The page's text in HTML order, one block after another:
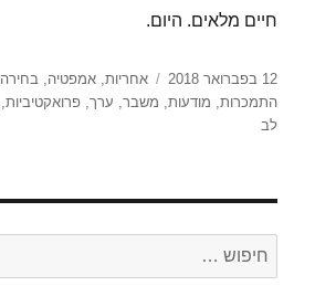
חיים מלאים. היום.
פורסם
בתאריך
12 בפברואר 2018 תגיות
אחריות,אמפטיה,בחירה
התמכרות, מודעות, משבר, ערך,פרואקטיביות,
לב
חפש: